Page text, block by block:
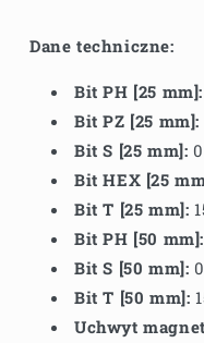
Dane techniczne:
Bit PH [25 mm]:
Bit PZ [25 mm]:
Bit S [25 mm]:
Bit HEX [25
Bit T [25 mm]:
Bit PH [50 mm]:
Bit S [50 mm]:
Bit T [50 mm]:
Uchwyt